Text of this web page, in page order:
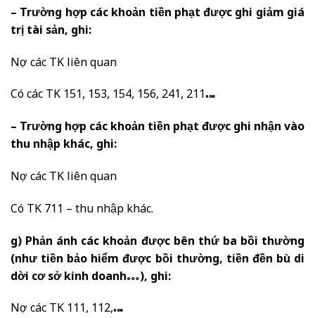
– Trường hợp các khoản tiền phạt được ghi giảm giá
trị tài sản, ghi:
Nợ các TK liên quan
Có các TK 151, 153, 154, 156, 241, 211…
– Trường hợp các khoản tiền phạt được ghi nhận vào
thu nhập khác, ghi:
Nợ các TK liên quan
Có TK 711 – thu nhập khác.
g) Phản ánh các khoản được bên thứ ba bồi thường
(như tiền bảo hiểm được bồi thường, tiền đền bù di
dời cơ sở kinh doanh…), ghi:
Nợ các TK 111, 112,…